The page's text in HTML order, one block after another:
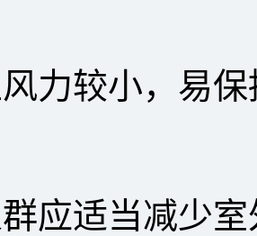
力较小，易
应适当减少